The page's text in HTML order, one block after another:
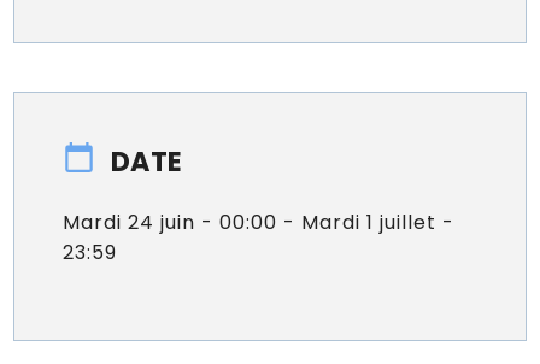
DATE
Mardi 24 juin - 00:00 - Mardi 1 juillet -
23:59